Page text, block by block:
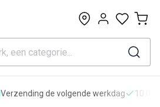
0
Verzending de volgende werkdag